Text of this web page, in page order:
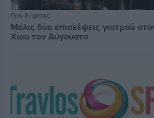
Πριν 8 ημέρες
Μόλις δύο επισκέψεις γιατρού
Χίου τον Αύγουστο